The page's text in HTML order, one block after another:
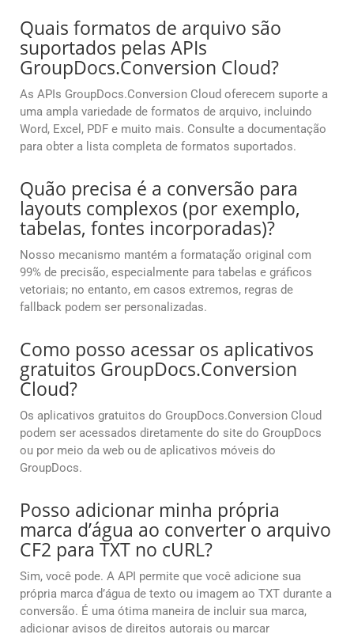
Quais formatos de arquivo são
suportados pelas APIs
GroupDocs.Conversion Cloud?
As APIs GroupDocs.Conversion Cloud oferecem suporte a
uma ampla variedade de formatos de arquivo, incluindo
Word, Excel, PDF e muito mais. Consulte a documentação
para obter a lista completa de formatos suportados.
Quão precisa é a conversão para
layouts complexos (por exemplo,
tabelas, fontes incorporadas)?
Nosso mecanismo mantém a formatação original com
99% de precisão, especialmente para tabelas e gráficos
vetoriais; no entanto, em casos extremos, regras de
fallback podem ser personalizadas.
Como posso acessar os aplicativos
gratuitos GroupDocs.Conversion
Cloud?
Os aplicativos gratuitos do GroupDocs.Conversion Cloud
podem ser acessados diretamente do site do GroupDocs
ou por meio da web ou de aplicativos móveis do
GroupDocs.
Posso adicionar minha própria
marca d’água ao converter o arquivo
CF2 para TXT no cURL?
Sim, você pode. A API permite que você adicione sua
própria marca d’água de texto ou imagem ao TXT durante a
conversão. É uma ótima maneira de incluir sua marca,
adicionar avisos de direitos autorais ou marcar